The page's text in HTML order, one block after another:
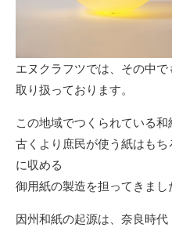
エヌクラフツでは、その中
取り扱っております。
この地域でつくられている
古くより庶民が使う紙はも
に収める
御用紙の製造を担ってきまし
因州和紙の起源は、奈良時代